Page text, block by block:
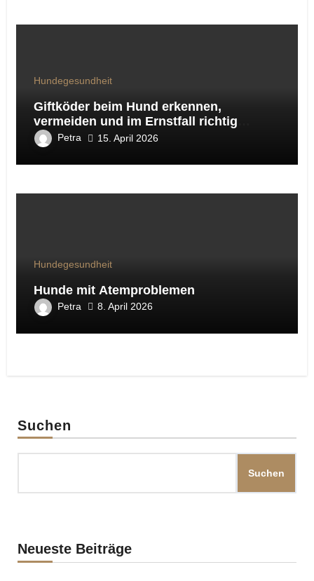
Hundegesundheit
Giftköder beim Hund erkennen,
vermeiden und im Ernstfall richtig
handeln
Petra 15. April 2026
Hundegesundheit
Hunde mit Atemproblemen
Petra 8. April 2026
Suchen
Suchen
Neueste Beiträge